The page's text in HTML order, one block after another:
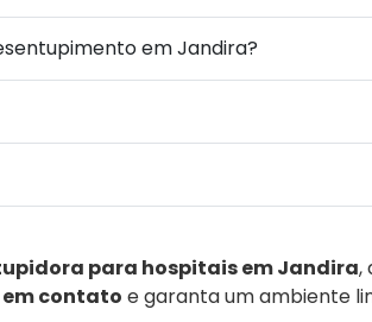
em Jandira?
para hospitais em Jandira,
contato e garanta um ambiente